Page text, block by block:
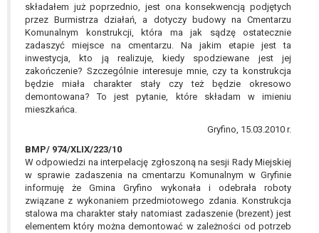
składałem już poprzednio, jest ona konsekwencją podjętych
przez Burmistrza działań, a dotyczy budowy na Cmentarzu
Komunalnym konstrukcji, która ma jak sądzę ostatecznie
zadaszyć miejsce na cmentarzu. Na jakim etapie jest ta
inwestycja, kto ją realizuje, kiedy spodziewane jest jej
zakończenie? Szczególnie interesuje mnie, czy ta konstrukcja
będzie miała charakter stały czy też będzie okresowo
demontowana? To jest pytanie, które składam w imieniu
mieszkańca.
Gryfino, 15.03.2010 r.
BMP/ 974/XLIX/223/10
W odpowiedzi na interpelację zgłoszoną na sesji Rady Miejskiej
w sprawie zadaszenia na cmentarzu Komunalnym w Gryfinie
informuję że Gmina Gryfino wykonała i odebrała roboty
związane z wykonaniem przedmiotowego zdania. Konstrukcja
stalowa ma charakter stały natomiast zadaszenie (brezent) jest
elementem który można demontować w zależności od potrzeb
wykonania zadania realizowanego w
interesie publicznym lub w ramach
sprawowania władzy publicznej
powierzonej administratorowi bądź
niezbędność przetwarzania do celów
wynikających z prawnie
uzasadnionych interesów
lub przez stronę trzecią.
Z przyczyn związanych z Pani/Pana
szczególną sytuacją. W razie wniesienia
sprzeciwu, administrator nie może już
przetwarzać tych danych osobowych, chyba
że wykaże on istnienie ważnych prawnie
uzasadnionych podstaw do przetwarzania,